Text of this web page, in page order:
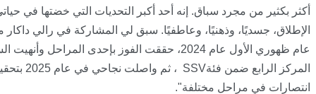
أكثر بكثير من مجرد سباق. إنه أحد أكبر التحديات التي خضتها في
الإطلاق، جسديًا، وذهنيًا، وعاطفيًا. سبق لي المشاركة في رالي داكار
عام ظهوري الأول عام 2024، حققت الفوز بإحدى المراحل
المركز الرابع ضمن فئةSSV
، ثم واصلت
انتصارات في مراحل مختلفة".